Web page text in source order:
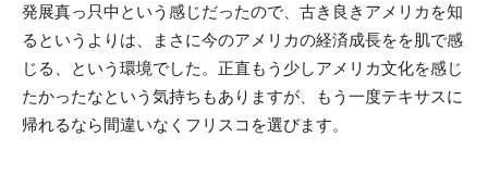
発展真っ只中という感じだったので、古き良きアメリカを知
るというよりは、まさに今のアメリカの経済成長をを肌で感
じる、という環境でした。正直もう少しアメリカ文化を感じ
たかったなという気持ちもありますが、もう一度テキサスに
帰れるなら間違いなくフリスコを選びます。